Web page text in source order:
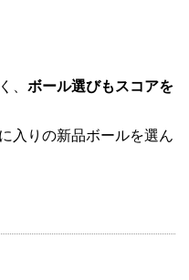
、 ボール選びもスコアを
入りの新品ボールを選ん